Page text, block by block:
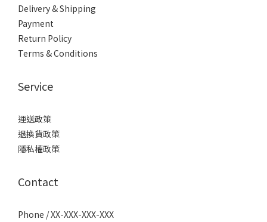
Delivery & Shipping
Payment
Return Policy
Terms & Conditions
Service
運送政策
退換貨政策
隱私權政策
Contact
Phone / XX-XXX-XXX-XXX